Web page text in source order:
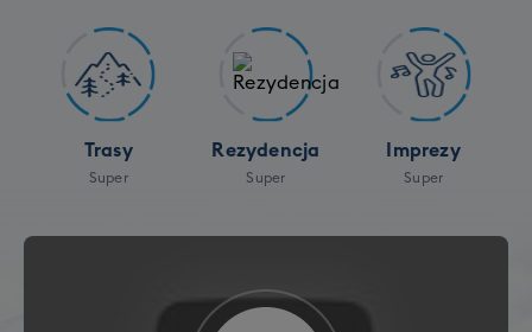
Trasy
Super
Rezydencja
Super
Imprezy
Super